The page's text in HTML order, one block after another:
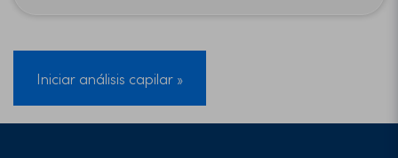
Iniciar análisis capilar »